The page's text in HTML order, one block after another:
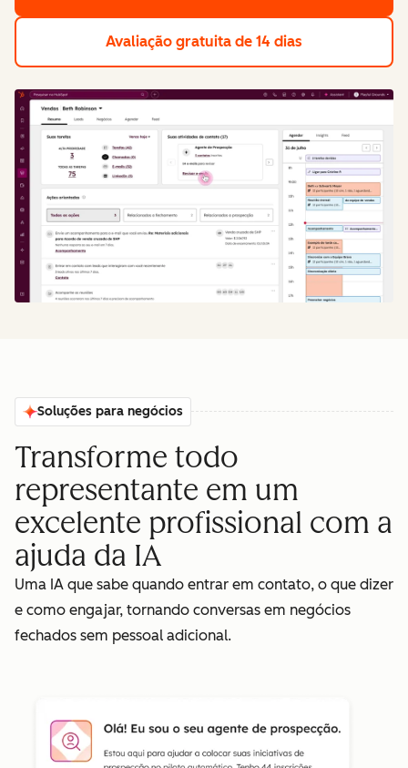
Avaliação gratuita de 14 dias
Soluções para negócios
Transforme todo
representante em um
excelente profissional com a
ajuda da IA
Uma IA que sabe quando entrar em contato, o que dizer
e como engajar, tornando conversas em negócios
fechados sem pessoal adicional.